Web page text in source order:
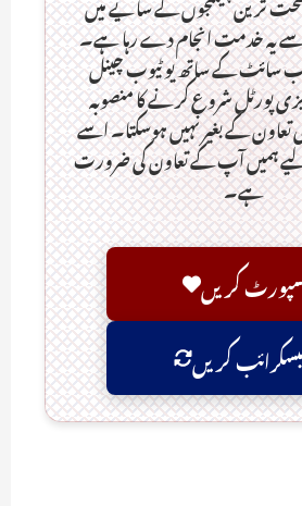
یہ خدمت انجام دے رہا ہے۔
سائٹ کے ساتھ یو ٹیوب چینل
پورٹل شروع کرنے کا منصوبہ
کے بغیر نہیں ہوسکتا۔ اسے
ہمیں آپ کے تعاون کی ضرورت
ہے۔
کریں
کریں